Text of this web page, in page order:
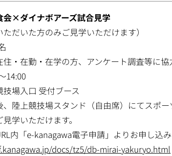
会×ダイナボアーズ試合見学
ただいた方のみご見学いただけます）
在勤・在学の方、アンケート調査等に協
14:00
場入口 受付ブース
上競技場スタンド（自由席）にてスポー
学いただけます。
内「e-kanagawa電子申請」よりお申し込
docs/tz5/db-mirai-yakuryo.html